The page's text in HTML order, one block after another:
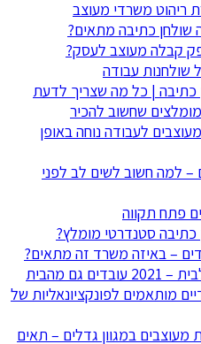
שולחן כתיבה מתאים?
קבלה מעוצב לעסק?
שולחנות עבודה
כתיבה | כל מה שצריך לדעת
שחשוב להכיר
לעבודה נוחה באופן
– למה חשוב לשים לב לפני
פתח תקווה
כתיבה סטנדרטי מומלץ?
– באיזה משרד זה מתאים?
גם מהבית
מותאמים לפונקציונאליות של
במגוון גדלים – תאים